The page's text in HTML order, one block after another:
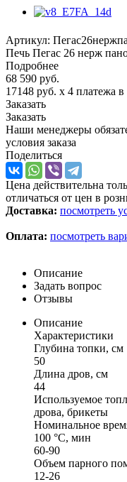
Артикул:
Печь Пегас 26 нерж
Подробнее
68 590 руб.
17148 руб. x 4 платежа в
Заказать
Заказать
Наши менеджеры
условия заказа
Поделиться
Цена действительна
отличаться от цен в
Доставка: посмотреть
Оплата: посмотреть
Описание
Задать вопрос
Отзывы
Описание
Характеристики
Глубина топки, см
50
Длина дров, см
44
Используемое
дрова, брикеты
Номинальное
100 °С, мин
60-90
Объем парного
12-26